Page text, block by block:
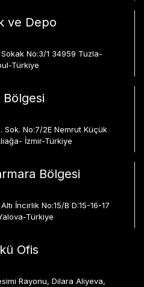
ve Depo
No:3/1 34959 Tuzla-
Türkiye
Bölgesi
Sok. No:7/2E Nemrut Küçük
İzmir-Türkiye
Bölgesi
İncirlik No:15/B D:15-16-17
Türkiye
Ofis
Rayonu, Dilara Aliyeva,